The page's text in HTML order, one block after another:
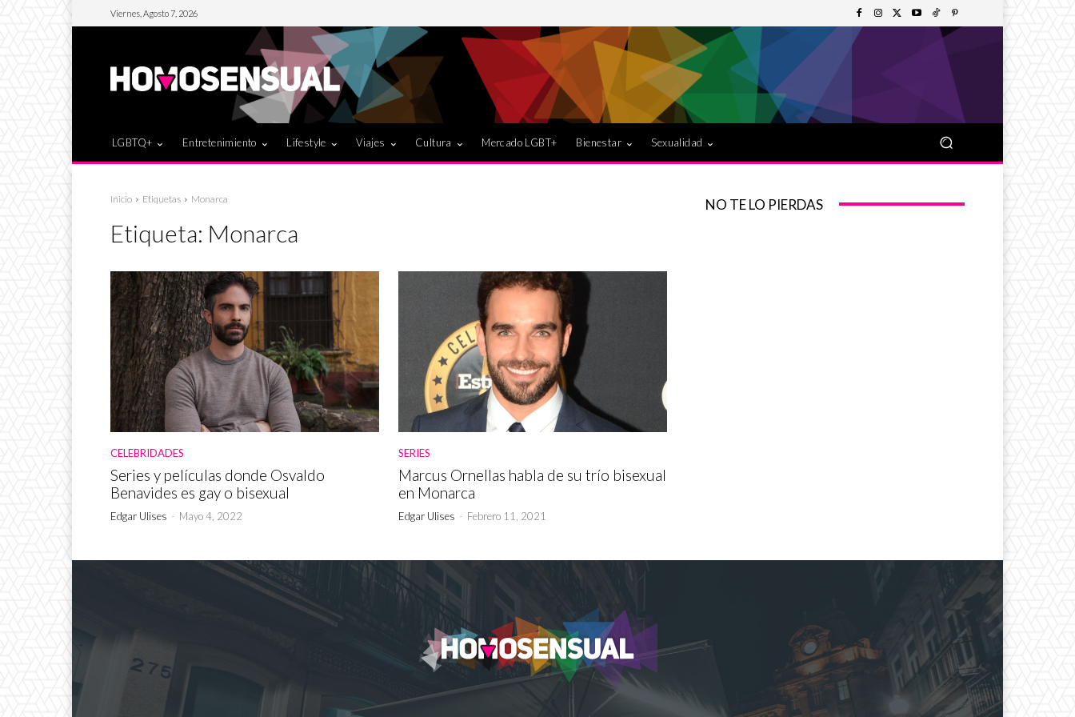
Viernes, Agosto 7, 2026
LGBTQ+ Entretenimiento Lifestyle Viajes Cultura Mercado LGBT+ Bienestar Sexualidad
Inicio Etiquetas Monarca
Etiqueta: Monarca
CELEBRIDADES
Series y películas donde Osvaldo
Benavides es gay o bisexual
Edgar Ulises - Mayo 4, 2022
SERIES
Marcus Ornellas habla de su trío bisexual
en Monarca
Edgar Ulises - Febrero 11, 2021
NO TE LO PIERDAS